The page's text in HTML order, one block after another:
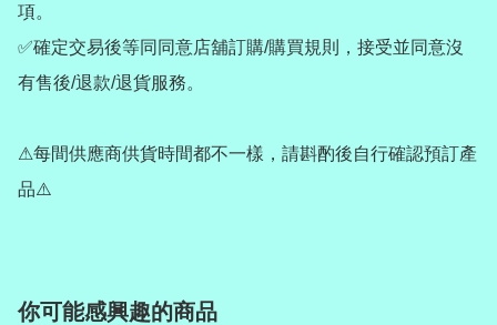
項。
✅確定交易後等同同意店舖訂購/購買規則，接受並同意沒
有售後/退款/退貨服務。
⚠每間供應商供貨時間都不一樣，請斟酌後自行確認預訂產
品⚠️
你可能感興趣的商品